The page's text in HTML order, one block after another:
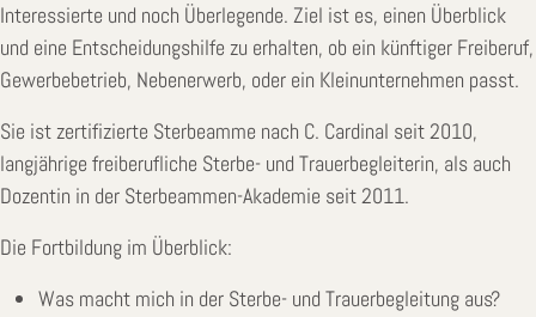
Interessierte und noch Überlegende. Ziel ist es, einen Überblick
und eine Entscheidungshilfe zu erhalten, ob ein künftiger Freiberuf,
Gewerbebetrieb, Nebenerwerb, oder ein Kleinunternehmen passt.
Sie ist zertifizierte Sterbeamme nach C. Cardinal seit 2010,
langjährige freiberufliche Sterbe- und Trauerbegleiterin, als auch
Dozentin in der Sterbeammen-Akademie seit 2011.
Die Fortbildung im Überblick:
Was macht mich in der Sterbe- und Trauerbegleitung aus?